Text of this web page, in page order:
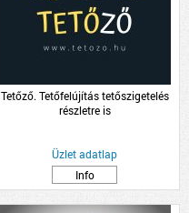
Tetőző. Tetőfelújítás tetőszigetelés
részletre is
Üzlet adatlap
Info